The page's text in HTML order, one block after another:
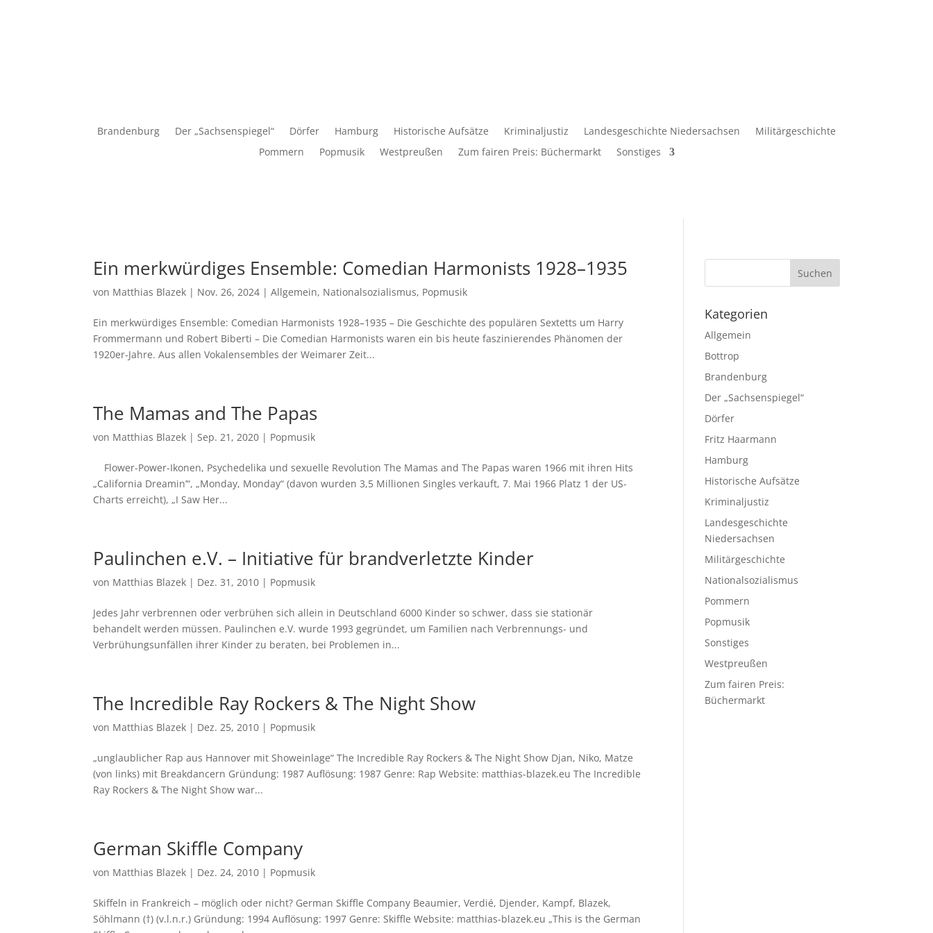
Brandenburg Der „Sachsenspiegel“ Dörfer Hamburg Historische Aufsätze Kriminaljustiz Landesgeschichte Niedersachsen
Militärgeschichte
Pommern
Popmusik Westpreußen Zum fairen Preis: Büchermarkt Sonstiges
Ein merkwürdiges Ensemble: Comedian Harmonists 1928–1935
von Matthias Blazek | Nov. 26, 2024 |Allgemein, Nationalsozialismus, Popmusik
Ein merkwürdiges Ensemble: Comedian Harmonists 1928–1935 – Die Geschichte des populären Sextetts um Harry
Frommermann und Robert Biberti – Die Comedian Harmonists waren ein bis heute faszinierendes Phänomen der
1920er-Jahre. Aus allen Vokalensembles der Weimarer Zeit...
The Mamas and The Papas
von Matthias Blazek |Sep. 21, 2020 | Popmusik
Flower-Power-Ikonen, Psychedelika und sexuelle Revolution The Mamas and The Papas waren 1966 mit ihren Hits
„California Dreamin’“, „Monday, Monday“ (davon wurden 3,5 Millionen Singles verkauft, 7. Mai 1966 Platz 1 der US-
Charts erreicht), „I Saw Her...
Paulinchen e.V. – Initiative für brandverletzte Kinder
von Matthias Blazek | Dez. 31, 2010 | Popmusik
Jedes Jahr verbrennen oder verbrühen sich allein in Deutschland 6000 Kinder so schwer, dass sie stationär
behandelt werden müssen. Paulinchen e.V. wurde 1993 gegründet, um Familien nach Verbrennungs- und
Verbrühungsunfällen ihrer Kinder zu beraten, bei Problemen in...
The Incredible Ray Rockers & The Night Show
von Matthias Blazek | Dez. 25, 2010 | Popmusik
„unglaublicher Rap aus Hannover mit Showeinlage“ The Incredible Ray Rockers & The Night Show Djan, Niko, Matze
(von links) mit Breakdancern Gründung: 1987 Auflösung: 1987 Genre: Rap Website: matthias-blazek.eu The Incredible
Ray Rockers & The Night Show war...
German Skiffle Company
von Matthias Blazek | Dez. 24, 2010 | Popmusik
Skiffeln in Frankreich – möglich oder nicht? German Skiffle Company Beaumier, Verdié, Djender, Kampf, Blazek,
Söhlmann (†) (v.l.n.r.) Gründung: 1994 Auflösung: 1997 Genre: Skiffle Website: matthias-blazek.eu „This is the German
Kategorien
Allgemein
Bottrop
Brandenburg
Der „Sachsenspiegel“
Dörfer
Fritz Haarmann
Hamburg
Historische Aufsätze
Kriminaljustiz
Landesgeschichte
Niedersachsen
Militärgeschichte
Nationalsozialismus
Pommern
Popmusik
Sonstiges
Westpreußen
Zum fairen Preis:
Büchermarkt